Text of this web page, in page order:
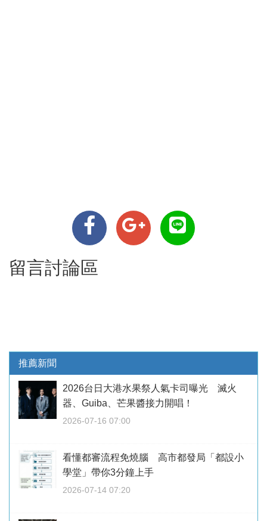
留言討論區
推薦新聞
2026台日大港水果祭人氣卡司曝光 滅火
器、Guiba、芒果醬接力開唱！
2026-07-16 07:00
看懂都審流程免燒腦 高市都發局「都設小
學堂」帶你3分鐘上手
2026-07-14 07:20